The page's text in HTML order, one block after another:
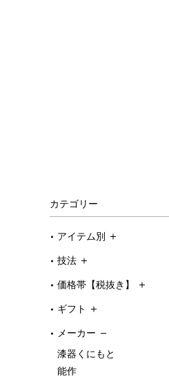
カテゴリー
アイテム別
技法
価格帯【税抜き】
ギフト
メーカー
漆器くにもと
能作